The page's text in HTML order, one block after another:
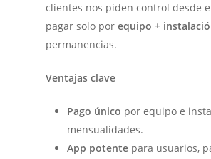
clientes nos piden control desde
pagar solo porequipo +
permanencias.
Ventajas clave
Pago único por equipo e
mensualidades.
App potente para usuarios,